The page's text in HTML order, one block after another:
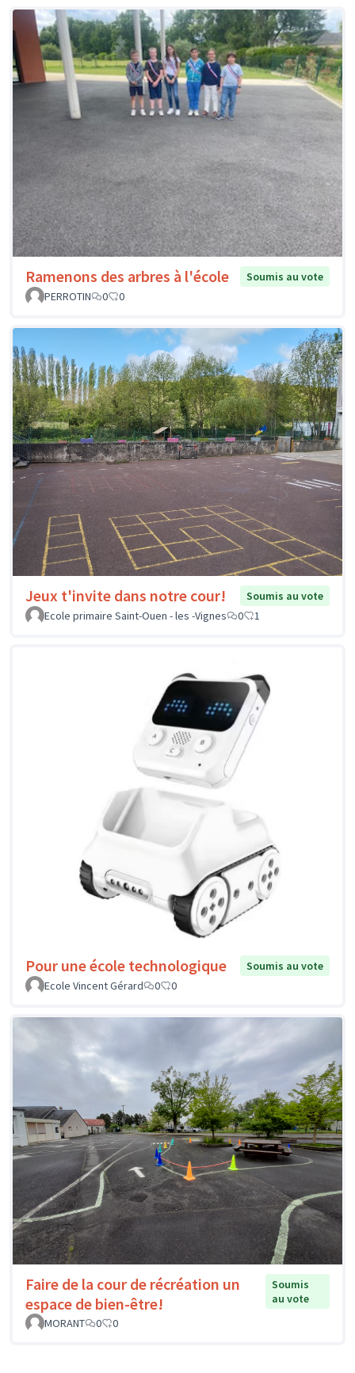
Ramenons des arbres à l'école
Soumis au vote
PERROTIN
0 0
Jeux t'invite dans notre cour!
Soumis au vote
Ecole primaire Saint-Ouen - les -Vignes
0 1
Pour une école technologique
Soumis au vote
Ecole Vincent Gérard
0 0
Faire de la cour de récréation un
espace de bien-être!
Soumis
au vote
MORANT
0 0